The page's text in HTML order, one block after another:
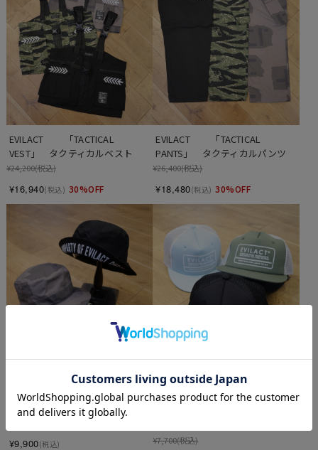
EVILACT 　　「TACTICAL
VEST」　タクティカルベスト
¥24,200(税込)
¥16,940(税込) 30%OFF
EVILACT 　　「TACTICAL
PANTS」　タクティカルパンツ
¥26,400(税込)
¥18,480(税込) 30%OFF
SOLD OUT
EVILACT 　　「TACTICAL
¥9,900(税込) ¥7,700(税込)